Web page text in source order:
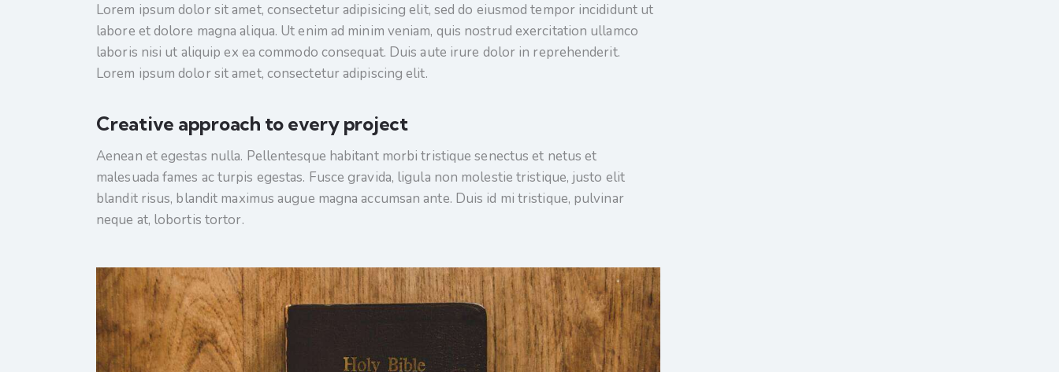
Lorem ipsum dolor sit amet, consectetur adipisicing elit, sed do eiusmod tempor incididunt ut
labore et dolore magna aliqua. Ut enim ad minim veniam, quis nostrud exercitation ullamco
laboris nisi ut aliquip ex ea commodo consequat. Duis aute irure dolor in reprehenderit.
Lorem ipsum dolor sit amet, consectetur adipiscing elit.
Creative approach to every project
Aenean et egestas nulla. Pellentesque habitant morbi tristique senectus et netus et
malesuada fames ac turpis egestas. Fusce gravida, ligula non molestie tristique, justo elit
blandit risus, blandit maximus augue magna accumsan ante. Duis id mi tristique, pulvinar
neque at, lobortis tortor.